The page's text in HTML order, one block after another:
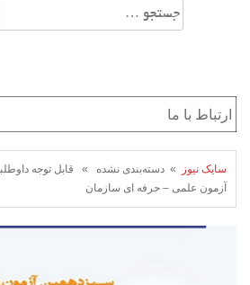
جستجو
برای:
سایک نیوز
» دسته‌بندی نشده » قابل توجه
آزمون علمی – حرفه ای سازمان